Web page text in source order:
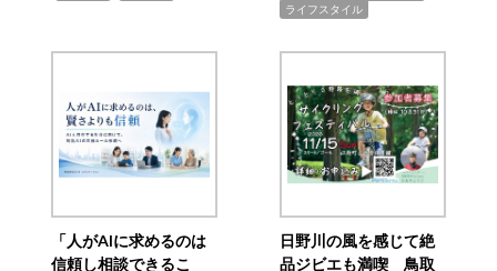
ライフスタイル
「人がAIに求めるのは
信頼し相談できるこ
日野川の風を感じて絶
品ジビエも満喫 鳥取